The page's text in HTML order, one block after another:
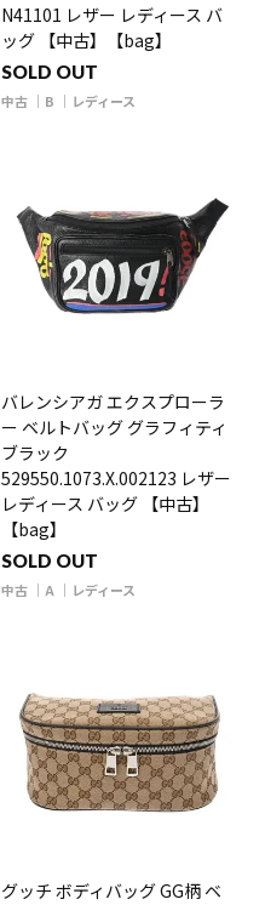
N41101 レザー レディース バ
ッグ 【中古】【bag】
SOLD OUT
中古 B レディース
バレンシアガ エクスプローラ
ー ベルトバッグ グラフィティ
ブラック
529550.1073.X.002123 レザー
レディース バッグ 【中古】
【bag】
SOLD OUT
中古 A レディース
グッチ ボディバッグ GG柄 ベ